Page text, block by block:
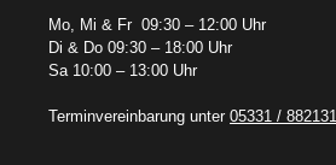
Mo, Mi & Fr 09:30 – 12:00 Uhr
Di & Do 09:30 – 18:00 Uhr
Sa 10:00 – 13:00 Uhr
Terminvereinbarung unter 05331 / 882131